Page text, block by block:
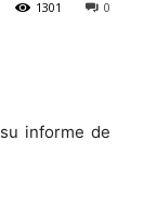
0
1301
informe de